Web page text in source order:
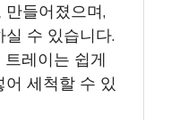
들어졌으며,
수 있습니다.
레이는 쉽게
세척할 수 있